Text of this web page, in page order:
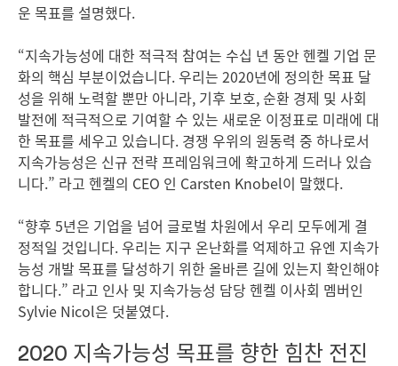
운 목표를 설명했다.
“지속가능성에 대한 적극적 참여는 수십 년 동안 헨켈 기업 문
화의 핵심 부분이었습니다. 우리는 2020년에 정의한 목표 달
성을 위해 노력할 뿐만 아니라, 기후 보호, 순환 경제 및 사회
발전에 적극적으로 기여할 수 있는 새로운 이정표로 미래에 대
한 목표를 세우고 있습니다. 경쟁 우위의 원동력 중 하나로서
지속가능성은 신규 전략 프레임워크에 확고하게 드러나 있습
니다.” 라고 헨켈의 CEO 인 Carsten Knobel이 말했다.
“향후 5년은 기업을 넘어 글로벌 차원에서 우리 모두에게 결
정적일 것입니다. 우리는 지구 온난화를 억제하고 유엔 지속가
능성 개발 목표를 달성하기 위한 올바른 길에 있는지 확인해야
합니다.” 라고 인사 및 지속가능성 담당 헨켈 이사회 멤버인
Sylvie Nicol은 덧붙였다.
2020 지속가능성 목표를 향한 힘찬 전진